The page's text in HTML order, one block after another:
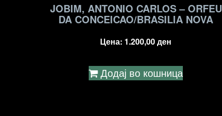
JOBIM, ANTONIO CARLOS – ORFEU
DA CONCEICAO/BRASILIA NOVA
Цена: 1.200,00ден
Додај во кошница